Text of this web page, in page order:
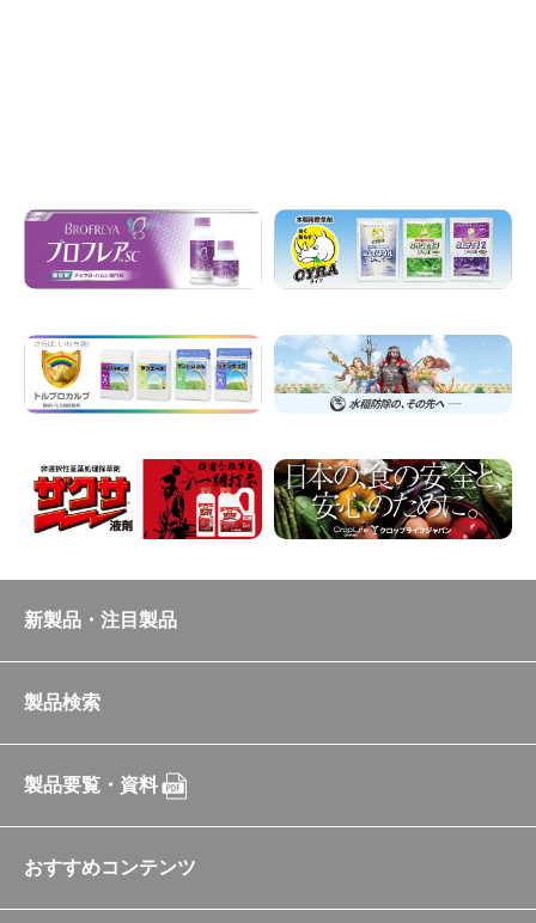
新製品・注目製品
製品検索
製品要覧・資料
おすすめコンテンツ